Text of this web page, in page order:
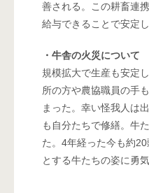
善される。この耕畜連
給与できることで安定
・牛舎の火災について
規模拡大で生産も安定
所の方や農協職員の手
まった。幸い怪我人は
も自分たちで修繕。牛
た。4年経った今も約
とする牛たちの姿に勇